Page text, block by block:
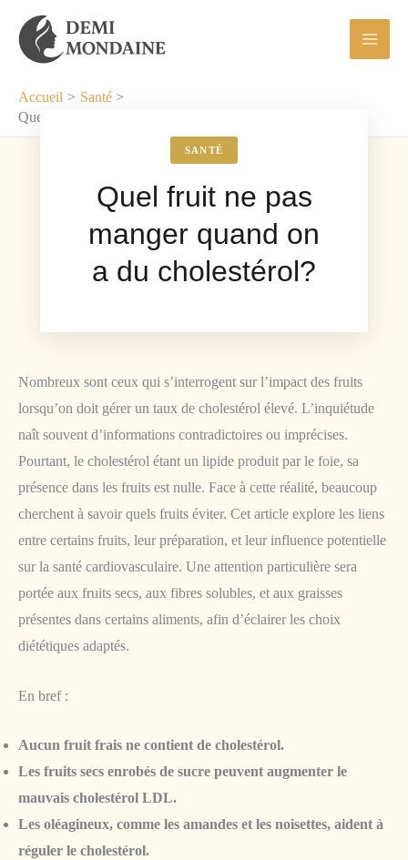
contenu
Accueil
Santé
Quel fruit ne pas manger quand on a du cholestérol?
SANTÉ
Quel fruit ne pas
manger quand on
a du cholestérol?
Nombreux sont ceux qui s’interrogent sur l’impact des fruits
lorsqu’on doit gérer un taux de cholestérol élevé. L’inquiétude
naît souvent d’informations contradictoires ou imprécises.
Pourtant, le cholestérol étant un lipide produit par le foie, sa
présence dans les fruits est nulle. Face à cette réalité, beaucoup
cherchent à savoir quels fruits éviter. Cet article explore les liens
entre certains fruits, leur préparation, et leur influence potentielle
sur la santé cardiovasculaire. Une attention particulière sera
portée aux fruits secs, aux fibres solubles, et aux graisses
présentes dans certains aliments, afin d’éclairer les choix
diététiques adaptés.
En bref :
Aucun fruit frais ne contient de cholestérol.
Les fruits secs enrobés de sucre peuvent augmenter le
mauvais cholestérol LDL.
Les oléagineux, comme les amandes et les noisettes, aident à
réguler le cholestérol.